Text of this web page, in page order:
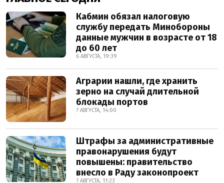
Кабмин обязал налоговую
службу передать Минобороны
данные мужчин в возрасте от 18
до 60 лет
6 АВГУСТА, 19:39
Аграрии нашли, где хранить
зерно на случай длительной
блокады портов
7 АВГУСТА, 14:00
Штрафы за административные
правонарушения будут
повышены: правительство
внесло в Раду законопроект
7 АВГУСТА, 11:23